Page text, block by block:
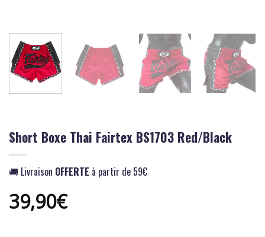
Short Boxe Thai Fairtex BS1703 Red/Black
🚚 Livraison OFFERTE à partir de 59€
39,90€